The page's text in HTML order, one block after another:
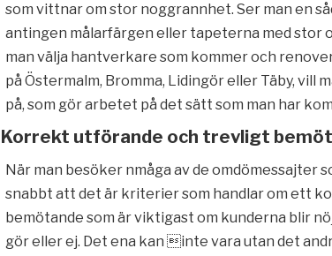
som vittnar om stor noggrannhet. Ser man en
antingen målarfärgen eller tapeterna med stor
man välja hantverkare som kommer och
på Östermalm, Bromma, Lidingör eller Täby, vill
på, som gör arbetet på det sätt som man har
Korrekt utförande och trevligt
När man besöker nmåga av de omdömessajter
snabbt att det är kriterier som handlar om ett
bemötande som är viktigast om kunderna blir
gör eller ej. Det ena kan inte vara utan det